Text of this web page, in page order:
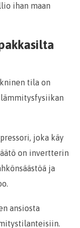
ihan maan
tila on
joka käy
on invertterin
ja
ansiosta